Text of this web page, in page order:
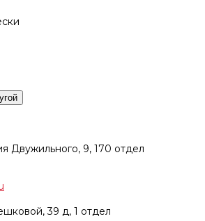
Двужильного, 9, 170 отдел
39 д, 1 отдел